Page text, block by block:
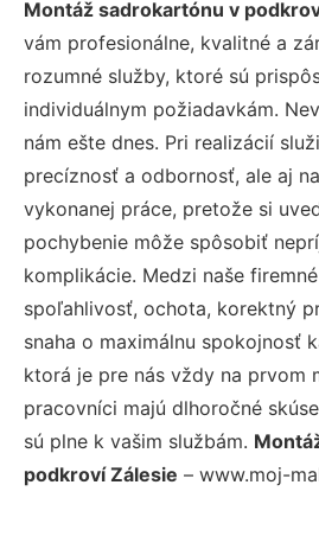
Montáž sadrokartónu v
vám profesionálne, kvalitné a
rozumné služby, ktoré sú
individuálnym požiadavkám.
nám ešte dnes. Pri realizácií
precíznosť a odbornosť, ale aj
vykonanej práce, pretože si
pochybenie môže spôsobiť
komplikácie. Medzi naše
spoľahlivosť, ochota, korektný
snaha o maximálnu spokojnosť
ktorá je pre nás vždy na prvom
pracovníci majú dlhoročné
sú plne k vašim službám.
podkroví Zálesie – www.moj-